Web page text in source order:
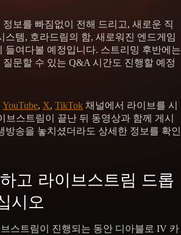
보를 빠짐없이 전해 드리고, 새로운 직
스템, 호라드림의 함, 새로워진 엔드게임
들여다볼 예정입니다. 스트리밍 후반에는
문할 수 있는 Q&A 시간도 진행할 예정
YouTube, X, TikTok 채널에서 라이브를 시
브스트림이 끝난 뒤 동영상과 함께 게시
방송을 놓치셨더라도 상세한 정보를 확인
고 라이브스트림 드롭
시오
스트림이 진행되는 동안 디아블로 IV 카